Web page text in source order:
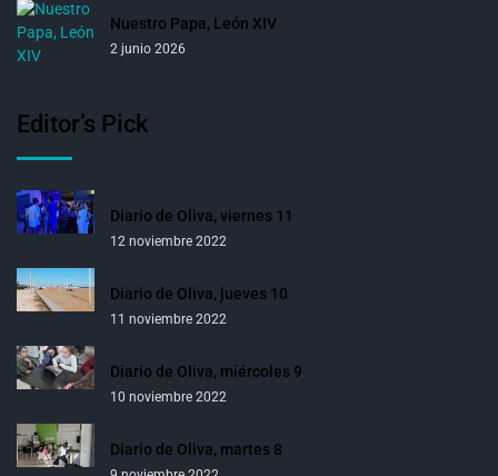
Nuestro Papa, León XIV
2 junio 2026
Editor’s Pick
Diario de Oliva, viernes 11
12 noviembre 2022
Diario de Oliva, jueves 10
11 noviembre 2022
Diario de Oliva, miércoles 9
10 noviembre 2022
Diario de Oliva, martes 8